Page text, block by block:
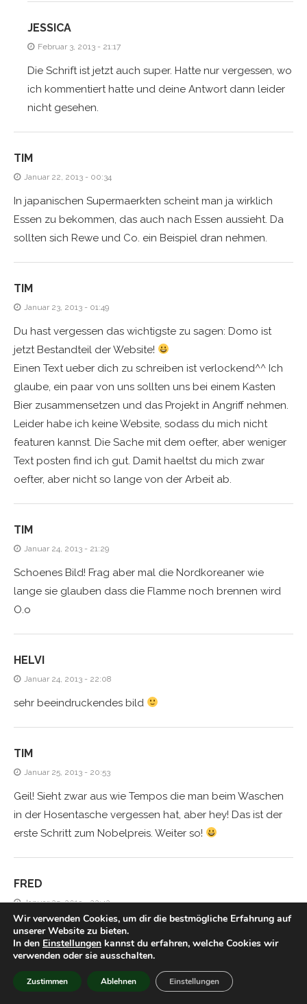
JESSICA
Februar 3, 2013 - 21:17
Die Schrift ist jetzt auch super. Hatte nur vergessen, wo
ich kommentiert hatte und deine Antwort dann leider
nicht gesehen.
TIM
Januar 22, 2013 - 00:34
In japanischen Supermaerkten scheint man ja wirklich
Essen zu bekommen, das auch nach Essen aussieht. Da
sollten sich Rewe und Co. ein Beispiel dran nehmen.
TIM
Januar 23, 2013 - 01:49
Du hast vergessen das wichtigste zu sagen: Domo ist
jetzt Bestandteil der Website!
Einen Text ueber dich zu schreiben ist verlockend^^ Ich
glaube, ein paar von uns sollten uns bei einem Kasten
Bier zusammensetzen und das Projekt in Angriff nehmen.
Leider habe ich keine Website, sodass du mich nicht
featuren kannst. Die Sache mit dem oefter, aber weniger
Text posten find ich gut. Damit haeltst du mich zwar
oefter, aber nicht so lange von der Arbeit ab.
TIM
Januar 24, 2013 - 21:29
Schoenes Bild! Frag aber mal die Nordkoreaner wie
lange sie glauben dass die Flamme noch brennen wird
O.o
HELVI
Januar 24, 2013 - 22:08
sehr beeindruckendes bild
TIM
Januar 25, 2013 - 20:53
Geil! Sieht zwar aus wie Tempos die man beim Waschen
in der Hosentasche vergessen hat, aber hey! Das ist der
erste Schritt zum Nobelpreis. Weiter so!
FRED
Januar 25, 2013 - 22:42
Da kehren sie alle zur Synthese zurück ;D
TIM
Wir verwenden Cookies, um dir die bestmögliche Erfahrung auf
unserer Website zu bieten.
In den Einstellungen kannst du erfahren, welche Cookies wir
verwenden oder sie ausschalten.
Zustimmen Ablehnen Einstellungen